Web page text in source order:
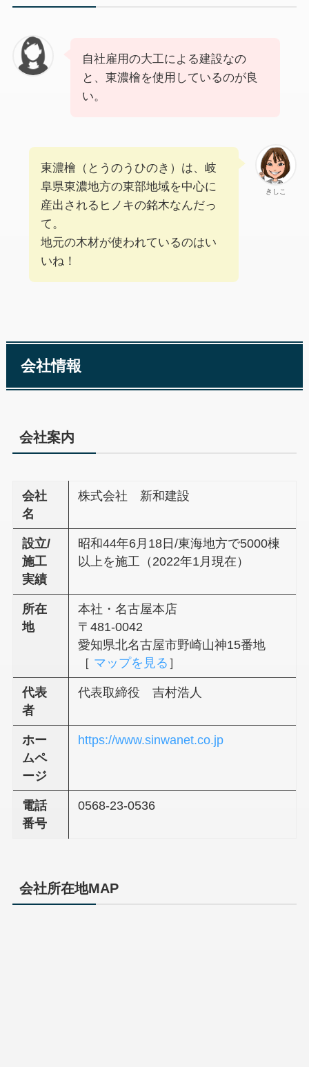
自社雇用の大工による建設なの
と、東濃檜を使用しているのが良
い。
きしこ
東濃檜（とうのうひのき）は、岐
阜県東濃地方の東部地域を中心に
産出されるヒノキの銘木なんだっ
て。
地元の木材が使われているのはい
いね！
会社情報
会社案内
会社
名
株式会社 新和建設
設立/
施工
実績
昭和44年6月18日/東海地方で5000棟
以上を施工（2022年1月現在）
所在
地
本社・名古屋本店
〒481-0042
愛知県北名古屋市野崎山神15番地
［ マップを見る ］
代表
者
代表取締役 吉村浩人
ホー
ムペ
ージ
https://www.sinwanet.co.jp
電話
番号
0568-23-0536
会社所在地MAP